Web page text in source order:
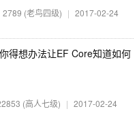
2789 (老鸟四级) | 2017-02-24
得想办法让EF Core知道如何
(高人七级) | 2017-02-24